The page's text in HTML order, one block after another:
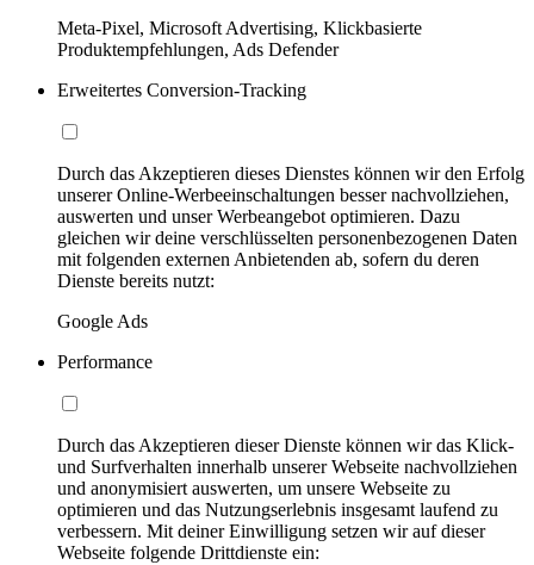
Meta-Pixel, Microsoft Advertising, Klickbasierte
Produktempfehlungen, Ads Defender
Erweitertes Conversion-Tracking
Durch das Akzeptieren dieses Dienstes können wir den Erfolg
unserer Online-Werbeeinschaltungen besser nachvollziehen,
auswerten und unser Werbeangebot optimieren. Dazu
gleichen wir deine verschlüsselten personenbezogenen Daten
mit folgenden externen Anbietenden ab, sofern du deren
Dienste bereits nutzt:
Google Ads
Performance
Durch das Akzeptieren dieser Dienste können wir das Klick-
und Surfverhalten innerhalb unserer Webseite nachvollziehen
und anonymisiert auswerten, um unsere Webseite zu
optimieren und das Nutzungserlebnis insgesamt laufend zu
verbessern. Mit deiner Einwilligung setzen wir auf dieser
Webseite folgende Drittdienste ein: